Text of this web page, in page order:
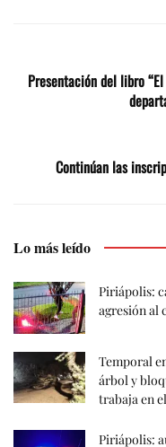
Presentación del libro
Continúan las
Lo más leído
Piriápolis:
agresión al
Temporal
árbol y
trabaja en
Piriápolis: